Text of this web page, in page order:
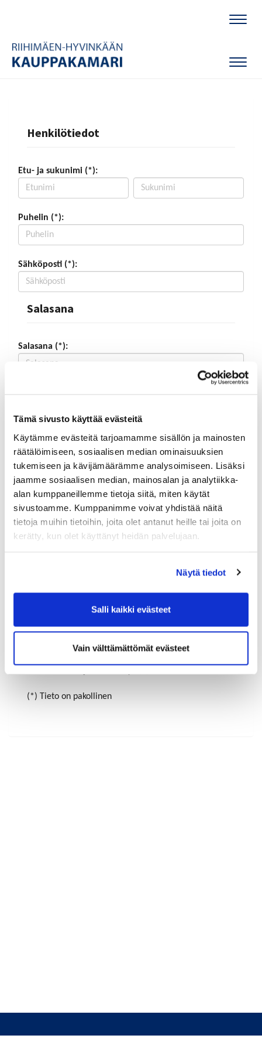
Tämä sivusto käyttää evästeitä
Käytämme evästeitä tarjoamamme sisällön ja mainosten
räätälöimiseen, sosiaalisen median ominaisuuksien
tukemiseen ja kävijämäärämme analysoimiseen. Lisäksi
jaamme sosiaalisen median, mainosalan ja analytiikka-
alan kumppaneillemme tietoja siitä, miten käytät
sivustoamme. Kumppanimme voivat yhdistää näitä
tietoja muihin tietoihin, joita olet antanut heille tai joita on
kerätty, kun olet käyttänyt heidän palvelujaan.
Näytä tiedot
Salli kaikki evästeet
Vain välttämättömät evästeet
Henkilötiedot
Etu- ja sukunimi (*):
Puhelin (*):
Sähköposti (*):
Salasana
Salasana (*):
Yhteystiedot
Katuosoite (*):
Rekisteröidy
Haluan tilata Riihimäen-Hyvinkää kauppakamari
(*) Tieto on pakollinen